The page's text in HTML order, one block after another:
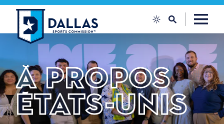
Skip to content
À PROPOS
ÉTATS-UNIS